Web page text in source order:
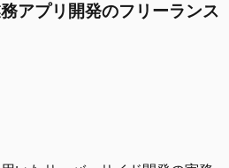
アプリ開発のフリーランス